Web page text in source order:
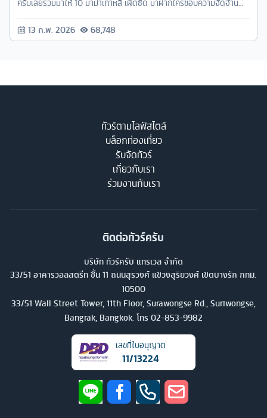
ครับเลยรวมมาให้ 10 มาม่าเกาหลี เผ็ดซี้ด มาฝากใครชอบความจัดจ้าน
13 ก.พ. 2026 68,748
ทัวร์ตามไลฟ์สไตล์
บล็อกท่องเที่ยว
รับจัดทัวร์
เกี่ยวกับเรา
ร่วมงานกับเรา
ติดต่อทัวร์ครับ
บริษัท ทัวร์ครับ แทรเวล จำกัด
33/51 อาคารวอลสตรีท ชั้น 11 ถนนสุรวงศ์ แขวงสุริยวงศ์ เขตบางรัก กทม.
10500
33/51 Wall Street Tower, 11th Floor, Surawongse Rd., Suriwongse,
Bangrak, Bangkok. โทร 02-853-9982
เลขที่ใบอนุญาต
11/13224